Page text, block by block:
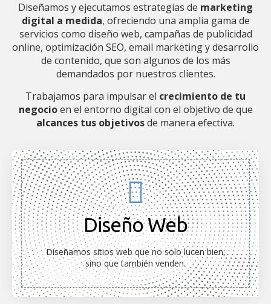
Diseñamos y ejecutamos estrategias de marketing
digital a medida, ofreciendo una amplia gama de
servicios como diseño web, campañas de publicidad
online, optimización SEO, email marketing y desarrollo
de contenido, que son algunos de los más
demandados por nuestros clientes.
Trabajamos para impulsar el crecimiento de tu
negocioen el entorno digital con el objetivo de que
alcances tus objetivosde manera efectiva.
Diseño Web
Diseñamos sitios web que no solo lucen bien,
sino que también venden.